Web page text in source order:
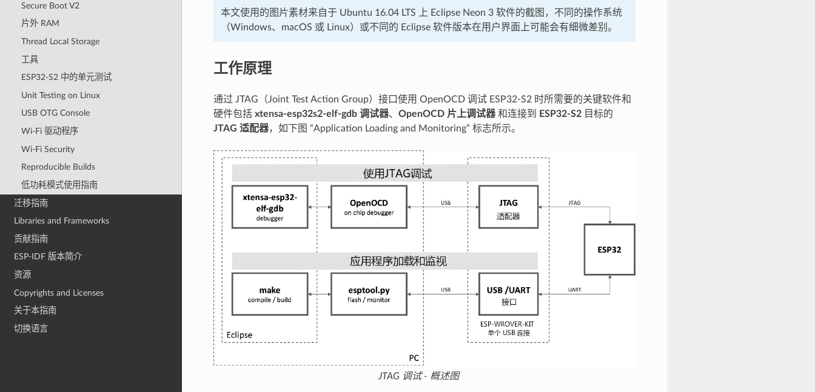
Secure Boot V2
片外 RAM
Thread Local Storage
工具
ESP32-S2 中的单元测试
Unit Testing on Linux
USB OTG Console
Wi-Fi 驱动程序
Wi-Fi Security
Reproducible Builds
低功耗模式使用指南
迁移指南
Libraries and Frameworks
贡献指南
ESP-IDF 版本简介
资源
Copyrights and Licenses
关于本指南
切换语言
本文使用的图片素材来自于 Ubuntu 16.04 LTS 上 Eclipse Neon 3 软件的截图，不同的操作系统
（Windows、macOS 或 Linux）或不同的 Eclipse 软件版本在用户界面上可能会有细微差别。
工作原理
通过 JTAG（Joint Test Action Group）接口使用 OpenOCD 调试 ESP32-S2 时所需要的关键软件和
硬件包括 xtensa-esp32s2-elf-gdb 调试器、 OpenOCD 片上调试器和连接到 ESP32-S2目标的
JTAG 适配器，如下图 “Application Loading and Monitoring” 标志所示。
JTAG 调试 - 概述图